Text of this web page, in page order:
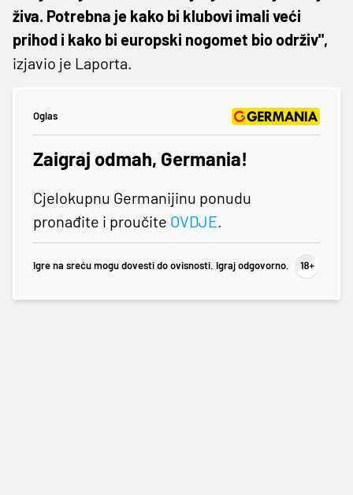
živa. Potrebna je kako bi klubovi imali veći
prihod i kako bi europski nogomet bio održiv",
izjavio je Laporta.
Oglas
Zaigraj odmah, Germania!
Cjelokupnu Germanijinu ponudu
pronađite i proučite OVDJE.
Igre na sreću mogu dovesti do ovisnosti. Igraj odgovorno.